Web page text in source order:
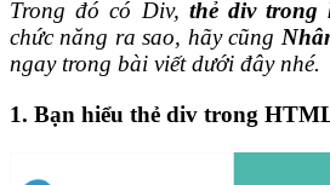
Trong đó có Div, thẻ div trong
chức năng ra sao, hãy cũng
ngay trong bài viết dưới đây nhé.
1. Bạn hiểu thẻ div trong